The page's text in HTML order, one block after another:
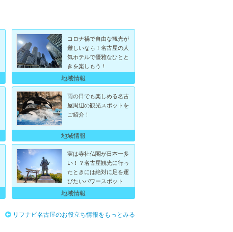
コロナ禍で自由な観光が
難しいなら！名古屋の人
気ホテルで優雅なひとと
きを楽しもう！
地域情報
雨の日でも楽しめる名古
屋周辺の観光スポットを
ご紹介！
地域情報
実は寺社仏閣が日本一多
い！？名古屋観光に行っ
たときには絶対に足を運
びたいパワースポット
地域情報
リフナビ名古屋のお役立ち情報をもっとみる